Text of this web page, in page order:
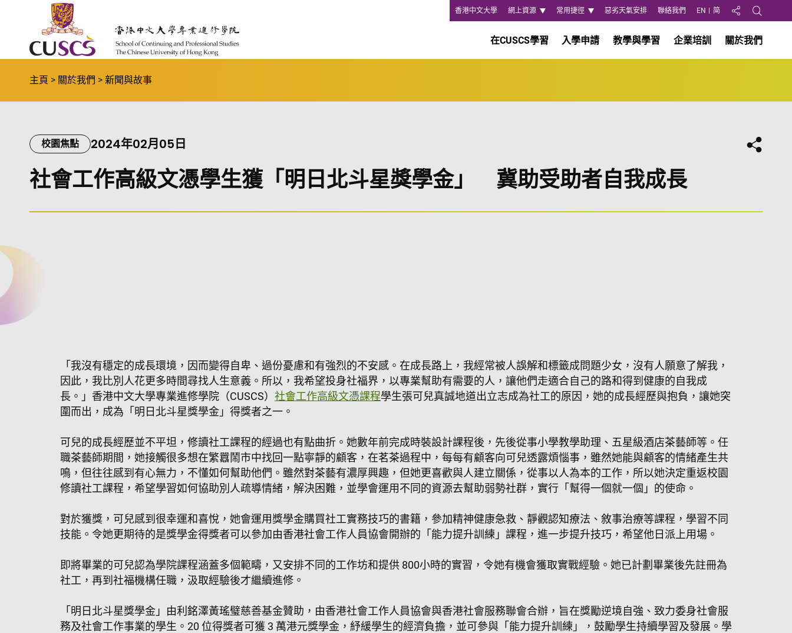
Skip to main content
The Chinese Univeristy of hong Kong 香港中文大學 網上資源 常用捷徑 惡劣天氣安排 聯絡我們 EN 简
分享至 Open
在CUSCS學習 入學申請 教學與學習 企業培訓 關於我們
主頁 關於我們 新聞與故事
校園焦點 2024年02月05日 分享
社會工作高級文憑學生獲「明日北斗星獎學金」 冀助受助者自我成長
「我沒有穩定的成長環境，因而變得自卑、過份憂慮和有強烈的不安感。在成長路上，我經常被人誤解和標籤成問題少女，沒有人願意了解我，
因此，我比別人花更多時間尋找人生意義。所以，我希望投身社福界，以專業幫助有需要的人，讓他們走適合自己的路和得到健康的自我成
長。」香港中文大學專業進修學院（CUSCS） 社會工作高級文憑課程學生張可兒真誠地道出立志成為社工的原因，她的成長經歷與抱負，讓她突
圍而出，成為「明日北斗星獎學金」得獎者之一。
可兒的成長經歷並不平坦，修讀社工課程的經過也有點曲折。她數年前完成時裝設計課程後，先後從事小學教學助理、五星級酒店茶藝師等。任
職茶藝師期間，她接觸很多想在繁囂鬧市中找回一點寧靜的顧客，在茗茶過程中，每每有顧客向可兒透露煩惱事，雖然她能與顧客的情緒產生共
鳴，但往往感到有心無力，不懂如何幫助他們。雖然對茶藝有濃厚興趣，但她更喜歡與人建立關係，從事以人為本的工作，所以她決定重返校園
修讀社工課程，希望學習如何協助別人疏導情緒，解決困難，並學會運用不同的資源去幫助弱勢社群，實行「幫得一個就一個」的使命。
對於獲獎，可兒感到很幸運和喜悅，她會運用獎學金購買社工實務技巧的書籍，參加精神健康急救、靜觀認知療法、敘事治療等課程，學習不同
技能。令她更期待的是獎學金得獎者可以參加由香港社會工作人員協會開辦的「能力提升訓練」課程，進一步提升技巧，希望他日派上用場。
即將畢業的可兒認為學院課程涵蓋多個範疇，又安排不同的工作坊和提供 800小時的實習，令她有機會獲取實戰經驗。她已計劃畢業後先註冊為
社工，再到社福機構任職，汲取經驗後才繼續進修。
「明日北斗星獎學金」由利銘澤黃瑤璧慈善基金贊助，由香港社會工作人員協會與香港社會服務聯會合辦，旨在獎勵逆境自強、致力委身社會服
務及社會工作事業的學生。20 位得獎者可獲 3 萬港元獎學金，紓緩學生的經濟負擔，並可參與「能力提升訓練」，鼓勵學生持續學習及發展。學